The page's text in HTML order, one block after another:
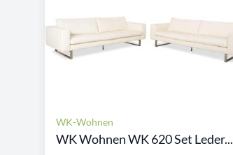
WK-Wohnen
WK Wohnen WK 620 Set Leder...